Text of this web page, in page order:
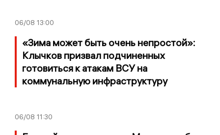
06/08 13:00
«Зима может быть очень непростой»:
Клычков призвал подчиненных
готовиться к атакам ВСУ на
коммунальную инфраструктуру
06/08 11:30